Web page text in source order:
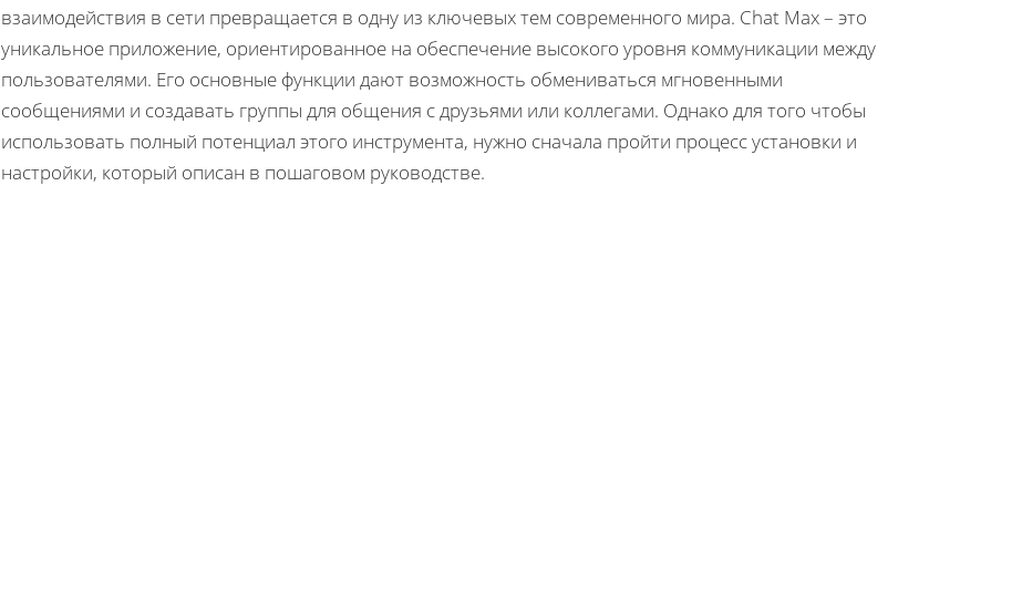
взаимодействия в сети превращается в одну из ключевых тем современного мира. Chat Max – это
уникальное приложение, ориентированное на обеспечение высокого уровня коммуникации между
пользователями. Его основные функции дают возможность обмениваться мгновенными
сообщениями и создавать группы для общения с друзьями или коллегами. Однако для того чтобы
использовать полный потенциал этого инструмента, нужно сначала пройти процесс установки и
настройки, который описан в пошаговом руководстве.